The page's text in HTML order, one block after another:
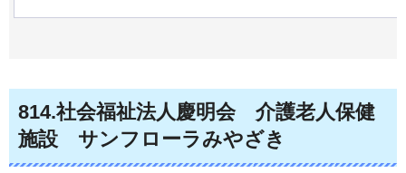
814.社会福祉法人慶明会 介護老人保健
施設
サンフローラみやざき